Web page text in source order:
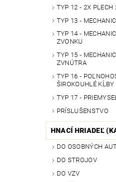
TYP 12 - 2X PLECH
TYP 13 -
TYP 14 -
ZVONKU
TYP 15 -
ZVNÚTRA
TYP 16 -
ŠIROKOUHLÉ KĹBY
TYP 17 - PRIEMYSEL
PRÍSLUŠENSTVO
HNACÍ HRIADEĽ
DO OSOBNÝCH
DO STROJOV
DO VZV